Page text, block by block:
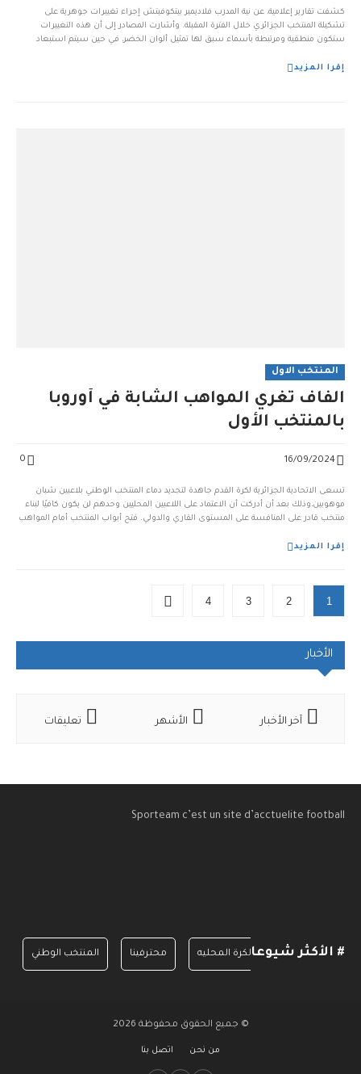
كشفت تقارير إعلامية، عن نية المدرب فلاديمير بيتكوفيتش إجراء تغييرات جوهرية على
تشكيلة المنتخب الجزائري خلال الفترة المقبلة. وأشارت المصادر إلى أن هذه التغييرات
ستكون منطقية ومرتبطة بأسماء سبق لها تمثيل ألوان الخضر، في حين سيتم استبعاد
يُتوقع […...
إقرا المزيد
المنتخب الاول
الفاف تُغري المواهب الشابة في أوروبا
بالمنتخب الأول
16/09/2024
0
تسعى الاتحادية الجزائرية لكرة القدم جاهدة لتجديد دماء المنتخب الوطني بلاعبين شبان
موهوبين،وذلك بعد أن أدركت أن الاعتماد على اللاعبين المحليين وحدهم لن يكون كافيًا لبناء
منتخب قادر على المنافسة على المستوى القاري والدولي. فتح أبواب المنتخب أمام المواهب
يحملون الجنسي...
إقرا المزيد
1
2
3
4
الأخبار
آخر الأخبار الأشهر تعليقات
Sporteam c’est un site d’acctuelite football
# الأكثر شيوعا المنتخب الوطني محترفينا الكرة المحليه الدرجة الأولى
© جميع الحقوق محفوظة 2026
من نحن اتصل بنا